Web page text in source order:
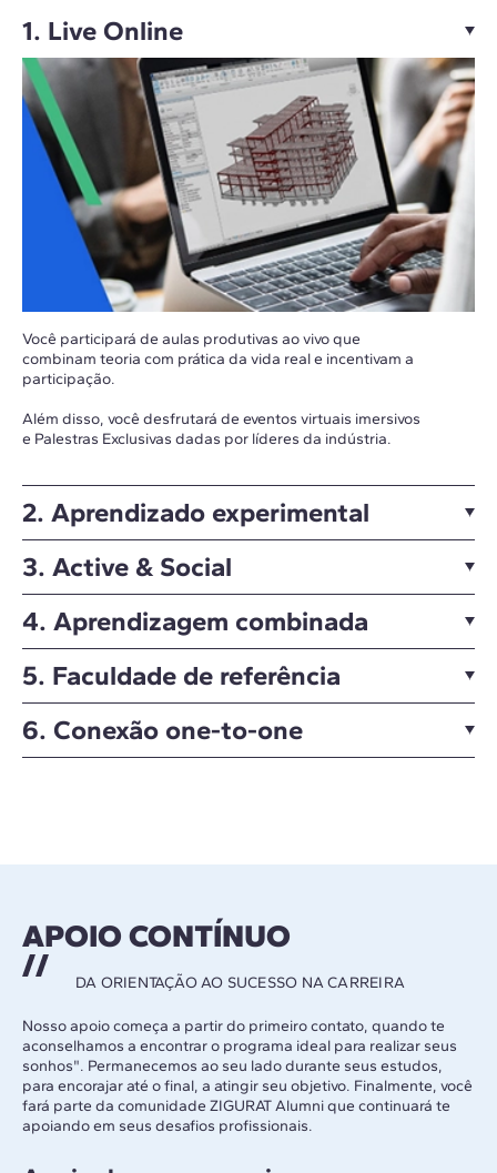
1. Live Online
Você participará de aulas produtivas ao vivo que
combinam teoria com prática da vida real e incentivam a
participação.
Além disso, você desfrutará de eventos virtuais imersivos
e Palestras Exclusivas dadas por líderes da indústria.
2. Aprendizado experimental
3. Active & Social
4. Aprendizagem combinada
5. Faculdade de referência
6. Conexão one-to-one
APOIO CONTÍNUO
DA ORIENTAÇÃO AO SUCESSO NA CARREIRA
Nosso apoio começa a partir do primeiro contato, quando te
aconselhamos a encontrar o programa ideal para realizar seus
sonhos". Permanecemos ao seu lado durante seus estudos,
para encorajar até o final, a atingir seu objetivo. Finalmente, você
fará parte da comunidade ZIGURAT Alumni que continuará te
apoiando em seus desafios profissionais.